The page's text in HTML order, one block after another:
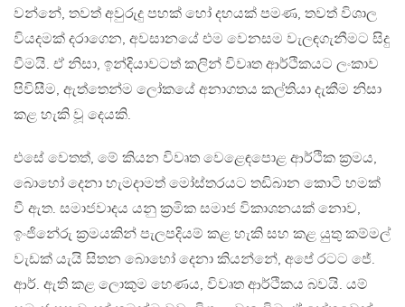
වන්නේ, තවත් අවුරුදු පහක් හෝ දහයක් පමණ, තවත් විශාල
වියදමක් දරාගෙන, අවසානයේ එම වෙනසම වැලඳගැනීමට සිදු
වීමයි. ඒ නිසා, ඉන්දියාවටත් කලින් විවෘත ආර්ථිකයට ලංකාව
පිවිසීම, ඇත්තෙන්ම ලෝකයේ අනාගතය කල්තියා දැකීම නිසා
කළ හැකි වූ දෙයකි.
එසේ වෙතත්, මේ කියන විවෘත වෙළෙඳපොළ ආර්ථික ක්‍රමය,
බොහෝ දෙනා හැමදාමත් මෝස්තරයට තඩිබාන කොටි හමක්
වී ඇත. සමාජවාදය යනු ක්‍රමික සමාජ විකාශනයක් නොව,
ඉංජිනේරු ක්‍රමයකින් පැලපදියම් කළ හැකි සහ කළ යුතු කම්මල්
වැඩක් යැයි සිතන බොහෝ දෙනා කියන්නේ, අපේ රටට ජේ.
ආර්. ඇති කළ ලොකුම හෙණය, විවෘත ආර්ථිකය බවයි. යම්